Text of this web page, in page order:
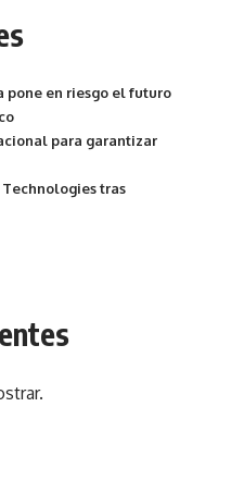
pone en riesgo el futuro
para garantizar
tras